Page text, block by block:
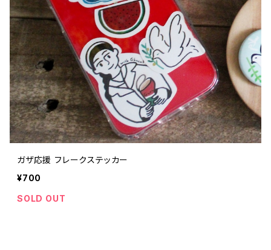
ガザ応援 フレークステッカー
¥700
SOLD OUT